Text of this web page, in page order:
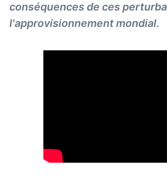
conséquences de ces
l'approvisionnement mondial.